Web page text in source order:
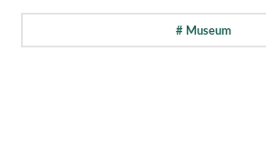
# Museum